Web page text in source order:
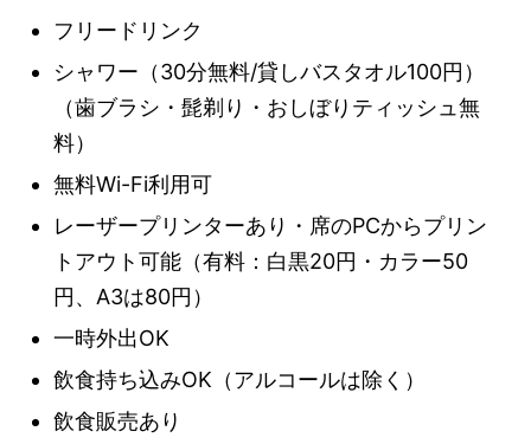
フリードリンク
シャワー（30分無料/貸しバスタオル100円）
（歯ブラシ・髭剃り・おしぼりティッシュ無
料）
無料Wi-Fi利用可
レーザープリンターあり・席のPCからプリン
トアウト可能（有料：白黒20円・カラー50
円、A3は80円）
一時外出OK
飲食持ち込みOK（アルコールは除く）
飲食販売あり